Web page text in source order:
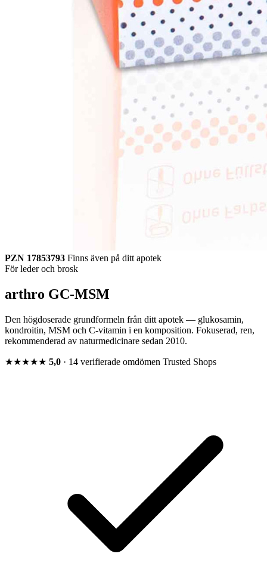
PZN 17853793 Finns även på ditt apotek
För leder och brosk
arthro GC-MSM
Den högdoserade grundformeln från ditt apotek — glukosamin,
kondroitin, MSM och C-vitamin i en komposition. Fokuserad, ren,
rekommenderad av naturmedicinare sedan 2010.
★★★★★ 5,0 · 14 verifierade omdömen Trusted Shops